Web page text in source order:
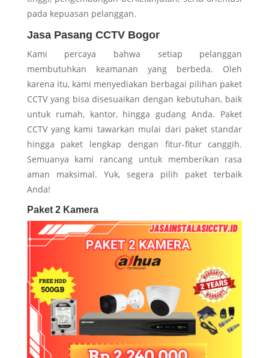
pada kepuasan pelanggan.
Jasa Pasang CCTV Bogor
Kami percaya bahwa setiap pelanggan
membutuhkan keamanan yang berbeda. Oleh
karena itu, kami menyediakan berbagai pilihan paket
CCTV yang bisa disesuaikan dengan kebutuhan, baik
untuk rumah, kantor, hingga gudang Anda. Paket
CCTV yang kami tawarkan mulai dari paket standar
hingga paket lengkap dengan fitur-fitur canggih.
Semuanya kami rancang untuk memberikan rasa
aman maksimal. Yuk, segera pilih paket terbaik
Anda!
Paket 2 Kamera